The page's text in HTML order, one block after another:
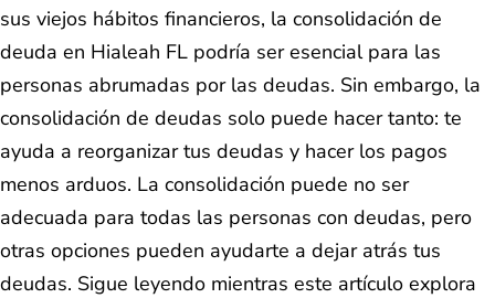
sus viejos hábitos financieros, la consolidación de
deuda en Hialeah FL podría ser esencial para las
personas abrumadas por las deudas. Sin embargo, la
consolidación de deudas solo puede hacer tanto: te
ayuda a reorganizar tus deudas y hacer los pagos
menos arduos. La consolidación puede no ser
adecuada para todas las personas con deudas, pero
otras opciones pueden ayudarte a dejar atrás tus
deudas. Sigue leyendo mientras este artículo explora